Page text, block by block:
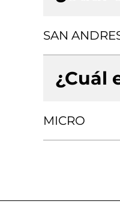
SAN
¿Cuál
MICRO